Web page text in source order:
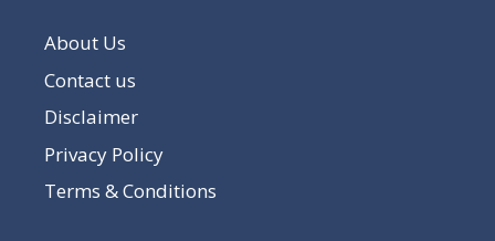
About Us
Contact us
Disclaimer
Privacy Policy
Terms & Conditions